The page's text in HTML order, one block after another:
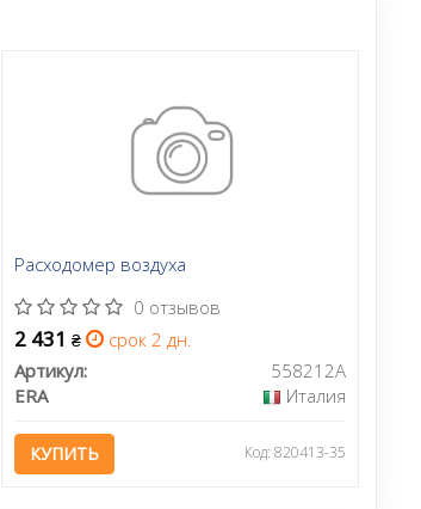
Расходомер воздуха
0 отзывов
2 431₴
срок 2 дн.
Артикул:
558212A
ERA
Италия
КУПИТЬ Код: 820413-35